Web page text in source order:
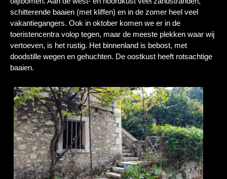
schitterende baaien (met kliffen) en in de zomer heel veel
vakantiegangers. Ook in oktober komen we er in de
toeristencentra volop tegen, maar de meeste plekken waar wij
vertoeven, is het rustig. Het binnenland is bebost, met
doodstille wegen en gehuchten. De oostkust heeft rotsachtige
baaien.